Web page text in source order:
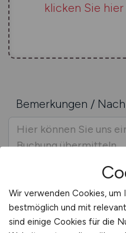
klicken Sie hier
Bemerkungen /
Wir verwenden Cookies, um
bestmöglich und mit
sind einige Cookies für die